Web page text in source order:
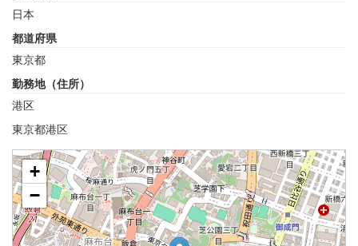
日本
都道府県
東京都
勤務地（住所）
港区
東京都港区
+
−